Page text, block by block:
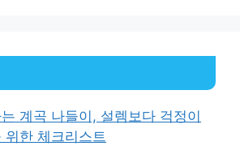
계곡 나들이, 설렘보다 걱정이
위한 체크리스트